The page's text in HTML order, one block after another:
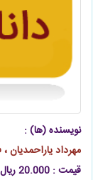
نویسنده (ها) :
مهرداد یاراحمدیان
قیمت : 20.000 ریال